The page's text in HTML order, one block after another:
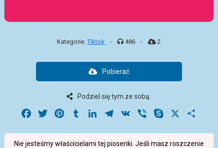
Kategorie:Tiktok - 486 - 2
Pobierać
Podziel się tym ze sobą:
Facebook
Twitter PinterestTumblrLinkedInTelegram
VK Viber Skype
Nie jesteśmy właścicielami tej piosenki. Jeśli masz roszczenie